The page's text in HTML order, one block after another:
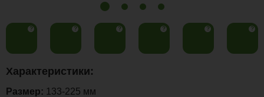
? ? ? ? ? ?
Характеристики:
Размер: 133-225 мм